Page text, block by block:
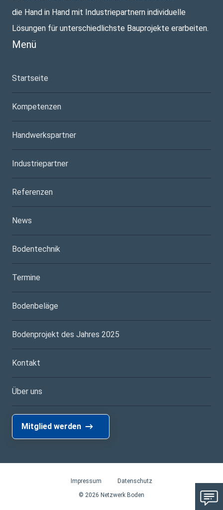
die Hand in Hand mit Industriepartnern individuelle
Lösungen für unterschiedlichste Bauprojekte erarbeiten.
Menü
Startseite
Kompetenzen
Handwerkspartner
Industriepartner
Referenzen
News
Bodentechnik
Termine
Bodenbeläge
Bodenprojekt des Jahres 2025
Kontakt
Über uns
Mitglied werden
Impressum
Datenschutz
© 2026 Netzwerk Boden